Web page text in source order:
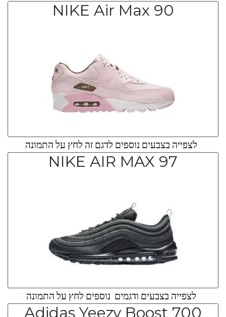
NIKE Air Max 90
לצפייה בצבעים נוספים לדגם זה לחץ על התמונה
NIKE AIR MAX 97
לצפייה בצבעים ודגמים נוספים לחץ על התמונה
Adidas Yeezy Boost 700